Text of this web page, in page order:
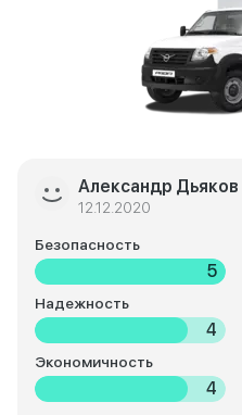
Александр Дьяков
12.12.2020
Безопасность
5
Надежность
4
Экономичность
4